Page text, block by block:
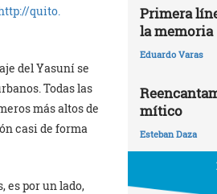
quito.
del Yasuní se
Todas las
más altos de
casi de forma
es por un lado,
Primera
la memoria
Eduardo Varas
mítico
Esteban Daza